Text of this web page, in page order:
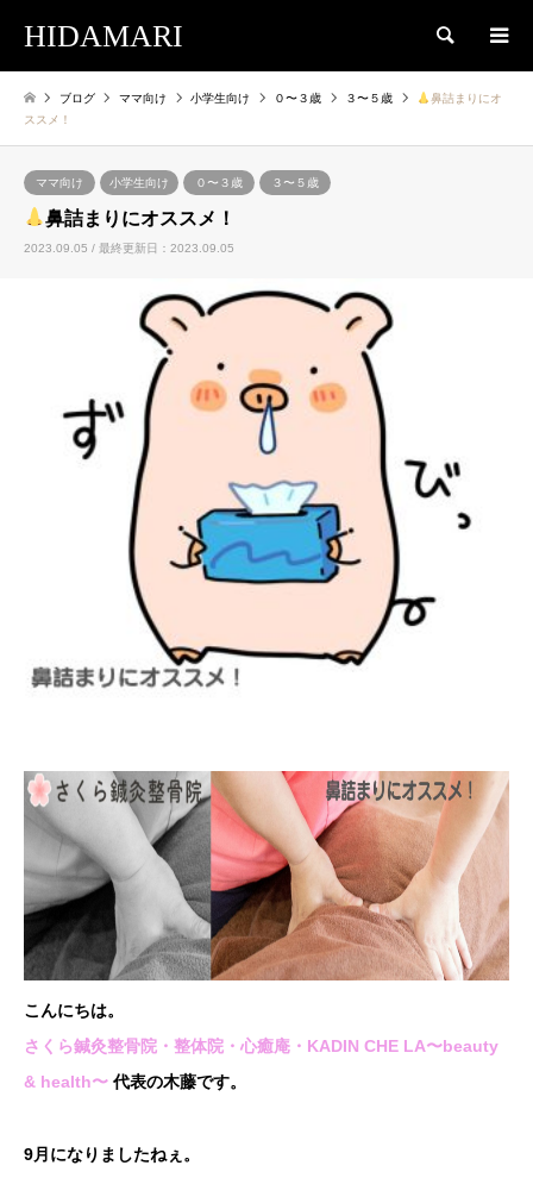
HIDAMARI 検索
ブログ ママ向け 小学生向け ０〜３歳 ３〜５歳
鼻詰まりにオ
ススメ！
ママ向け 小学生向け ０〜３歳 ３〜５歳
鼻詰まりにオススメ！
2023.09.05 / 最終更新日：2023.09.05
こんにちは。
さくら鍼灸整骨院・整体院・心癒庵・KADIN CHE LA〜beauty
& health〜 代表の木藤です。
9月になりましたねぇ。